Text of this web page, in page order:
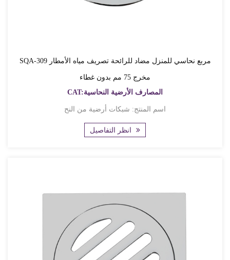
SQA-309 مربع نحاسي للمنزل مضاد للرائحة تصريف مياه الأمطار
مخرج 75 مم بدون غطاء
CAT:المصارف الأرضية النحاسية
اسم المنتج: شبكات أرضية من النح